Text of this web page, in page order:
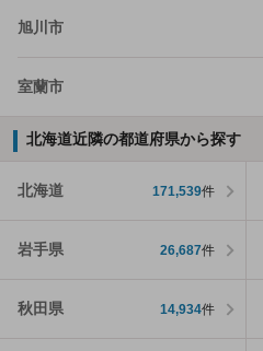
旭川市
室蘭市
北海道近隣の都道府県から探す
北海道 171,539件
岩手県 26,687件
秋田県 14,934件